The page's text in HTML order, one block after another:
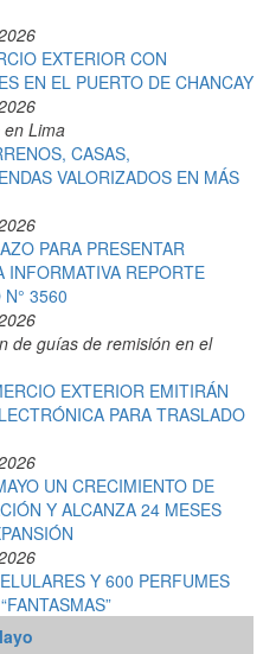
EXTERIOR CON
EN EL PUERTO DE CHANCAY
Lima
CASAS,
VALORIZADOS EN MÁS
PARA PRESENTAR
INFORMATIVA REPORTE
3560
de guías de remisión en el
EXTERIOR EMITIRÁN
PARA TRASLADO
UN CRECIMIENTO DE
Y ALCANZA 24 MESES
Y 600 PERFUMES